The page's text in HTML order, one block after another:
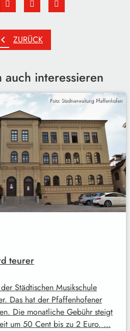
chevron_left ZURÜCK
auch interessieren
Foto: Stadtverwaltung Pfaffenhofen
teurer
Städtischen Musikschule
Das hat der Pfaffenhofener
Die monatliche Gebühr steigt
um 50 Cent bis zu 2 Euro. …